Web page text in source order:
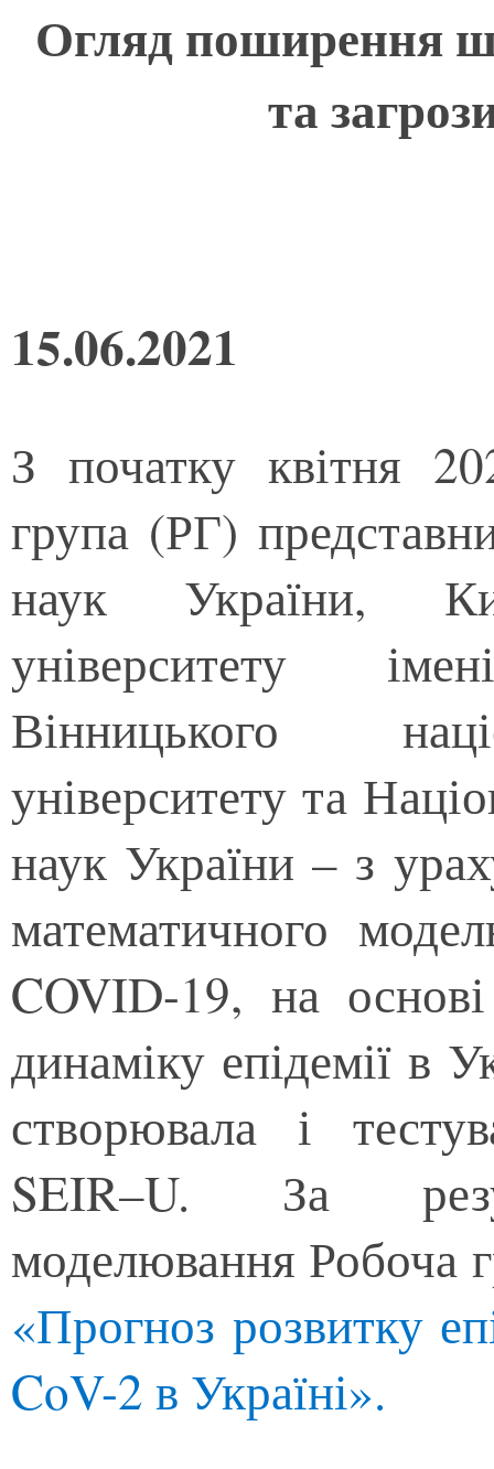
Огляд поширення
та
15.06.2021
З початку квітня
група (РГ)
наук України,
університету
Вінницького
університету та
наук України – з
математичного
COVID-19, на
динаміку епідемії в
створювала і
SEIR–U. За
моделювання Робоча
«Прогноз розвитку
CoV-2 в Україні».